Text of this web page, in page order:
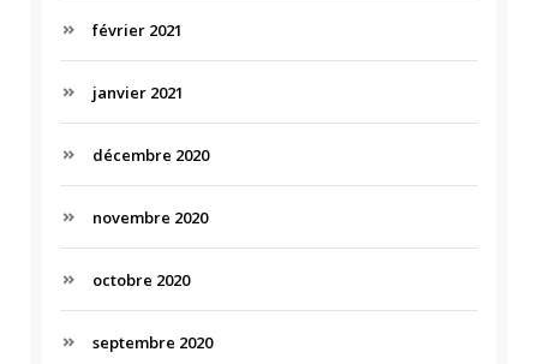
février 2021
janvier 2021
décembre 2020
novembre 2020
octobre 2020
septembre 2020